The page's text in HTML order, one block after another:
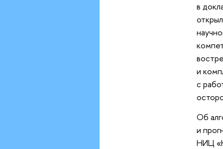
в
и
с
Об
и
НИЦ